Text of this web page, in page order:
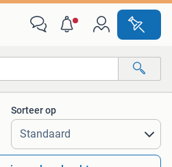
Sorteer op